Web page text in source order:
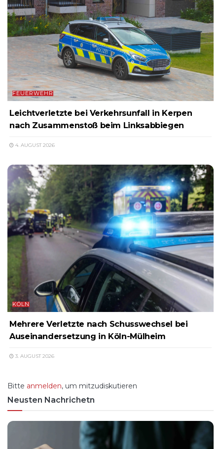
FEUERWEHR
Leichtverletzte bei Verkehrsunfall in Kerpen
nach Zusammenstoß beim Linksabbiegen
4. AUGUST 2026
KÖLN
Mehrere Verletzte nach Schusswechsel bei
Auseinandersetzung in Köln-Mülheim
3. AUGUST 2026
Bitte anmelden, um mitzudiskutieren
Neusten Nachrichetn